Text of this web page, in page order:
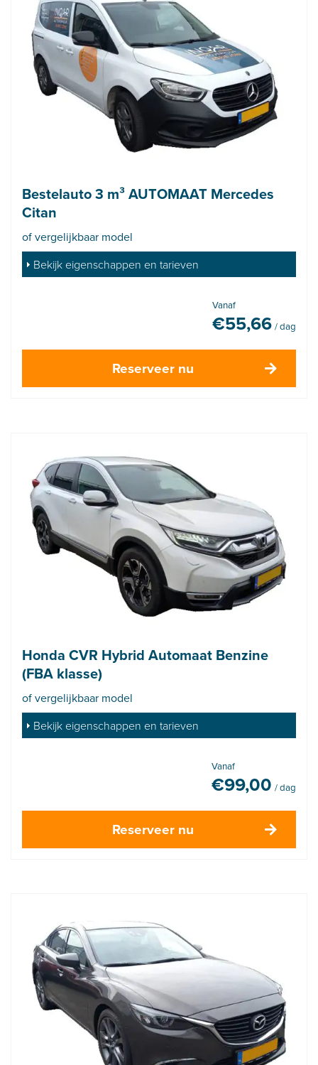
Bestelauto 3 m³ AUTOMAAT Mercedes
Citan
of vergelijkbaar model
Bekijk eigenschappen en tarieven
Vanaf
€55,66 / dag
Reserveer nu
Honda CVR Hybrid Automaat Benzine
(FBA klasse)
of vergelijkbaar model
Bekijk eigenschappen en tarieven
Vanaf
€99,00 / dag
Reserveer nu